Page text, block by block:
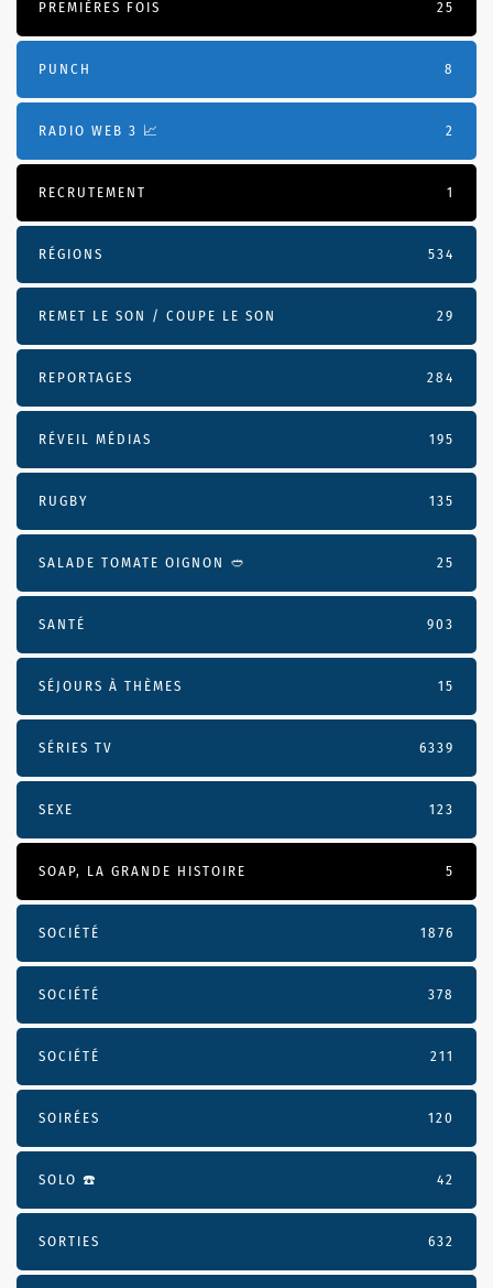
PREMIÈRES FOIS 25
PUNCH 8
RADIO WEB 3 📈 2
RECRUTEMENT 1
RÉGIONS 534
REMET LE SON / COUPE LE SON 29
REPORTAGES 284
RÉVEIL MÉDIAS 195
RUGBY 135
SALADE TOMATE OIGNON 🥙 25
SANTÉ 903
SÉJOURS À THÈMES 15
SÉRIES TV 6339
SEXE 123
SOAP, LA GRANDE HISTOIRE 5
SOCIÉTÉ 1876
SOCIÉTÉ 378
SOCIÉTÉ 211
SOIRÉES 120
SOLO ☎️ 42
SORTIES 632